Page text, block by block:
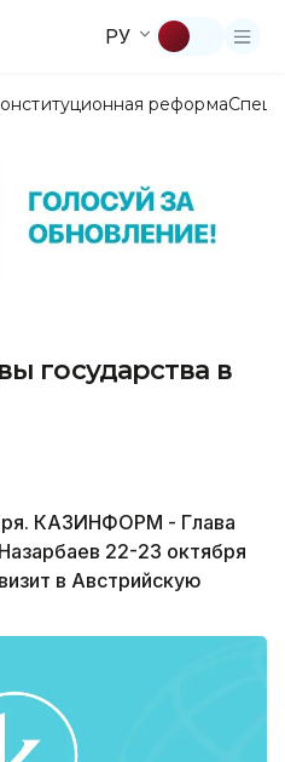
РУ
реформа
государства в
КАЗИНФОРМ - Глава
22-23 октября
в Австрийскую